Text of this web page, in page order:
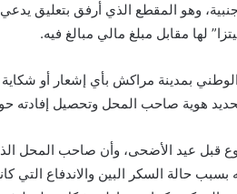
وهو المقطع الذي أرفق بتعليق
لها مقابل مبلغ مالي مبالغ فيه.
بمدينة مراكش بأي إشعار أو
هوية صاحب المحل وتحصيل إفادته
قبل عيد الأضحى، وأن صاحب المحل
حالة السكر البين والاندفاع التي